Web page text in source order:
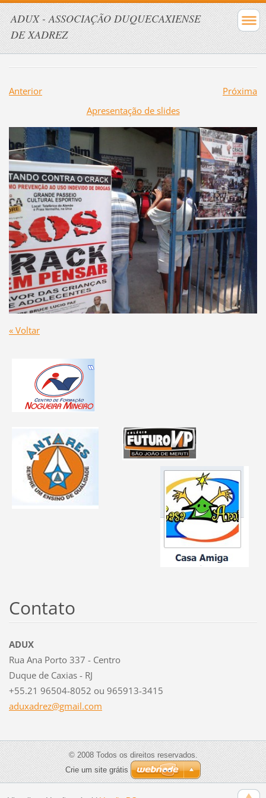
ADUX - ASSOCIAÇÃO DUQUECAXIENSE
DE XADREZ
Anterior
Próxima
Apresentação de slides
« Voltar
Contato
ADUX
Rua Ana Porto 337 - Centro
Duque de Caxias - RJ
+55.21 96504-8052 ou 965913-3415
aduxadrez@gmail.com
© 2008 Todos os direitos reservados.
Crie um site grátis